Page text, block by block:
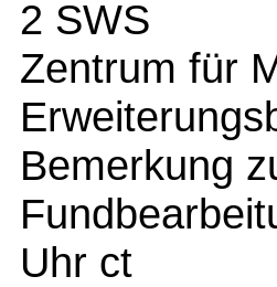
2 SWS
Zentrum für
Bemerkung
Uhr ct